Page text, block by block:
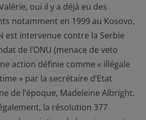
oui il y a déjà eu des
notamment en 1999 au Kosovo,
est intervenue contre la Serbie
de l’ONU (menace de veto
action définie comme « illégale
» par la secrétaire d’Etat
de l’époque, Madeleine Albright.
la résolution 377